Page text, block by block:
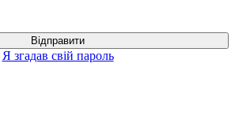
Я згадав свій пароль